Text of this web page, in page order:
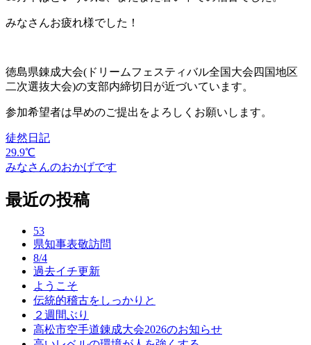
みなさんお疲れ様でした！
徳島県錬成大会(ドリームフェスティバル全国大会四国地区
二次選抜大会)の支部内締切日が近づいています。
参加希望者は早めのご提出をよろしくお願いします。
徒然日記
投
稿
ナ
29.9℃
みなさんのおかげです
最近の投稿
53
県知事表敬訪問
8/4
過去イチ更新
ようこそ
伝統的稽古をしっかりと
２週間ぶり
高松市空手道錬成大会2026のお知らせ